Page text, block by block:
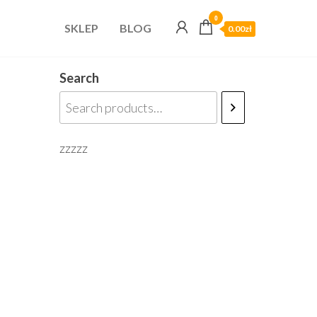
SKLEP BLOG
0
0.00zł
Search
zzzzz